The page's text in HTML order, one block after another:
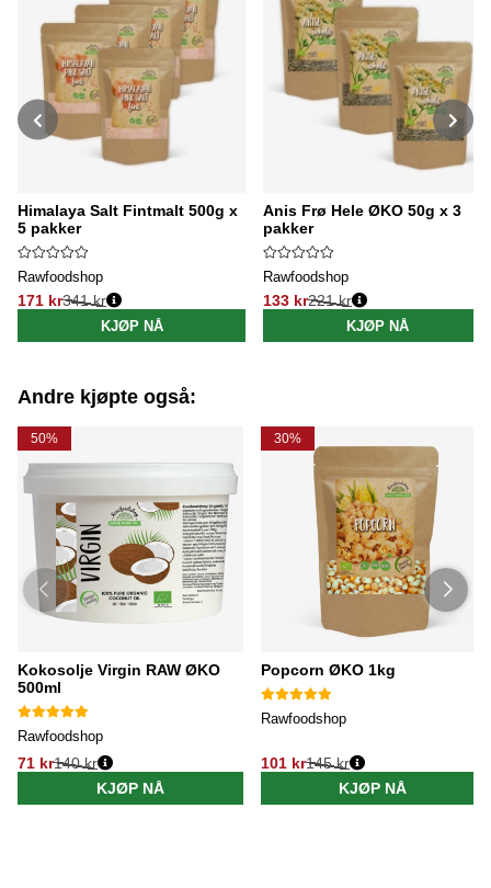
Himalaya Salt Fintmalt 500g x
5 pakker
Rawfoodshop
171 kr
Vanlig pris:
341 kr
KJØP NÅ
Anis Frø Hele ØKO 50g x 3
pakker
Rawfoodshop
133 kr
Vanlig pris:
221 kr
KJØP NÅ
Andre kjøpte også:
50%
Kokosolje Virgin RAW ØKO
500ml
Rawfoodshop
71 kr140 kr
KJØP NÅ
30%
Popcorn ØKO 1kg
Rawfoodshop
101 kr145 kr
KJØP NÅ